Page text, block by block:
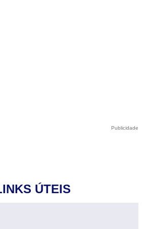
Publicidade
ÚTEIS